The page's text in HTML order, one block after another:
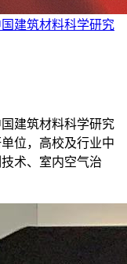
建筑材料科学研究
建筑材料科学研究
位，高校及行业中
术、室内空气治